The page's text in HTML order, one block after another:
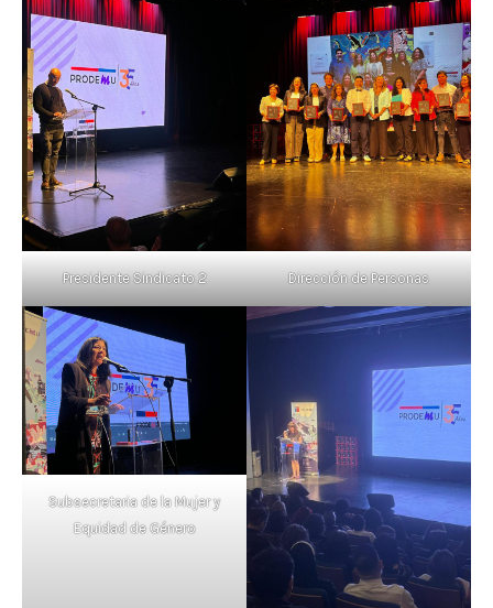
Presidente Sindicato 2 Dirección de Personas
Subsecretaria de la Mujer y
Equidad de Género